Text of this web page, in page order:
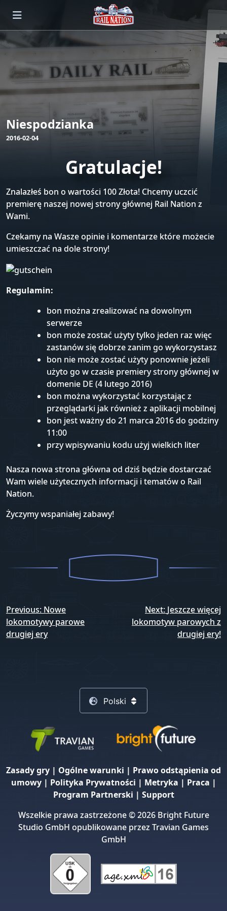
Niespodzianka
2016-02-04
Gratulacje!
Znalazłeś bon o wartości 100 Złota! Chcemy uczcić
premierę naszej nowej strony głównej Rail Nation z
Wami.
Czekamy na Wasze opinie i komentarze które możecie
umieszczać na dole strony!
Regulamin:
bon można zrealizować na dowolnym
serwerze
bon może zostać użyty tylko jeden raz więc
zastanów się dobrze zanim go wykorzystasz
bon nie może zostać użyty ponownie jeżeli
użyto go w czasie premiery strony głównej w
domenie DE (4 lutego 2016)
bon można wykorzystać korzystając z
przeglądarki jak również z aplikacji mobilnej
bon jest ważny do 21 marca 2016 do godziny
11:00
przy wpisywaniu kodu użyj wielkich liter
Nasza nowa strona główna od dziś będzie dostarczać
Wam wiele użytecznych informacji i tematów o Rail
Nation.
Życzymy wspaniałej zabawy!
Nawigacja
wpisu
Previous: Nowe
lokomotywy parowe
drugiej ery
Next: Jeszcze więcej
lokomotyw parowych z
drugiej ery!
Polski
Zasady gry | Ogólne warunki | Prawo odstąpienia od
umowy| Polityka Prywatności | Metryka | Praca |
Program Partnerski | Support
Wszelkie prawa zastrzeżone © 2026 Bright Future
Studio GmbH opublikowane przez Travian Games
GmbH